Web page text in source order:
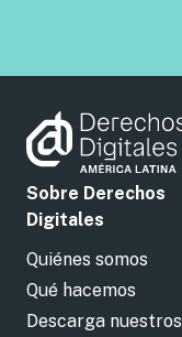
Sobre Derechos
Digitales
Quiénes somos
Qué hacemos
Descarga